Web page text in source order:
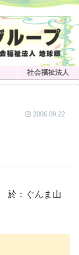
社会福祉法人
2006.09.22
：ぐんま山